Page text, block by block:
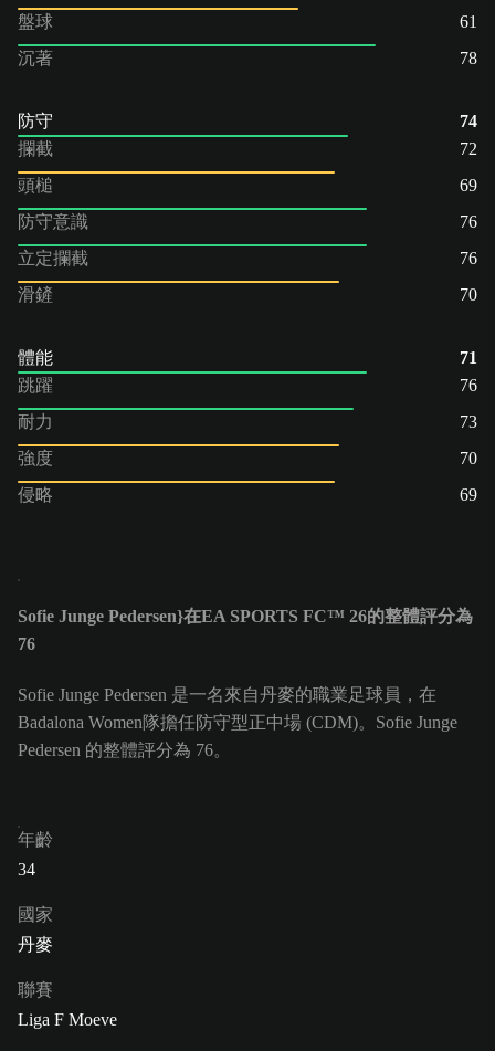
盤球
61
沉著
78
防守
74
攔截
72
頭槌
69
防守意識
76
立定攔截
76
滑鏟
70
體能
71
跳躍
76
耐力
73
強度
70
侵略
69
Sofie Junge Pedersen}在EA SPORTS FC™ 26的整體評分為
76
Sofie Junge Pedersen 是一名來自丹麥的職業足球員，在
Badalona Women隊擔任防守型正中場 (CDM)。Sofie Junge
Pedersen 的整體評分為 76。
年齡
34
國家
丹麥
聯賽
Liga F Moeve